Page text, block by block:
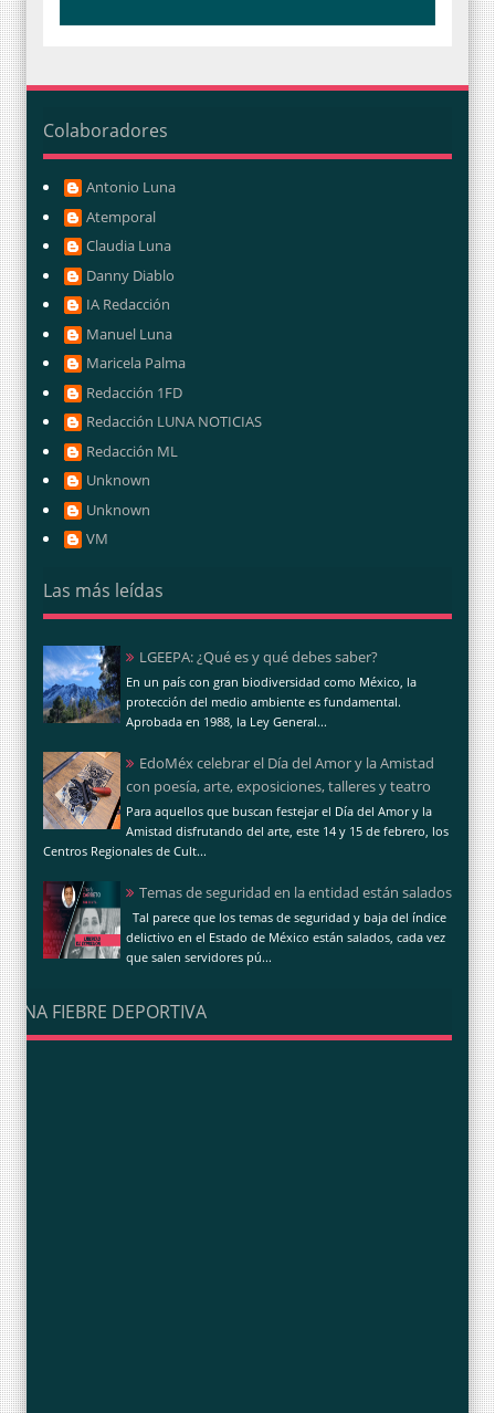
Colaboradores
Antonio Luna
Atemporal
Claudia Luna
Danny Diablo
IA Redacción
Manuel Luna
Maricela Palma
Redacción 1FD
Redacción LUNA NOTICIAS
Redacción ML
Unknown
Unknown
VM
Las más leídas
LGEEPA: ¿Qué es y qué debes saber?
En un país con gran biodiversidad como México, la
protección del medio ambiente es fundamental.
Aprobada en 1988, la Ley General...
EdoMéx celebrar el Día del Amor y la Amistad
con poesía, arte, exposiciones, talleres y teatro
Para aquellos que buscan festejar el Día del Amor y la
Amistad disfrutando del arte, este 14 y 15 de febrero, los
Centros Regionales de Cult...
Temas de seguridad en la entidad están salados
Tal parece que los temas de seguridad y baja del índice
delictivo en el Estado de México están salados, cada vez
que salen servidores pú...
UNA FIEBRE DEPORTIVA